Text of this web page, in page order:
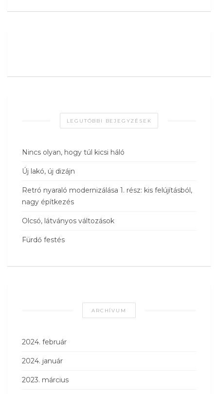
LEGUTÓBBI BEJEGYZÉSEK
Nincs olyan, hogy túl kicsi háló
Új lakó, új dizájn
Retró nyaraló modernizálása 1. rész: kis felújításból,
nagy építkezés
Olcsó, látványos változások
Fürdő festés
ARCHÍVUM
2024. február
2024. január
2023. március